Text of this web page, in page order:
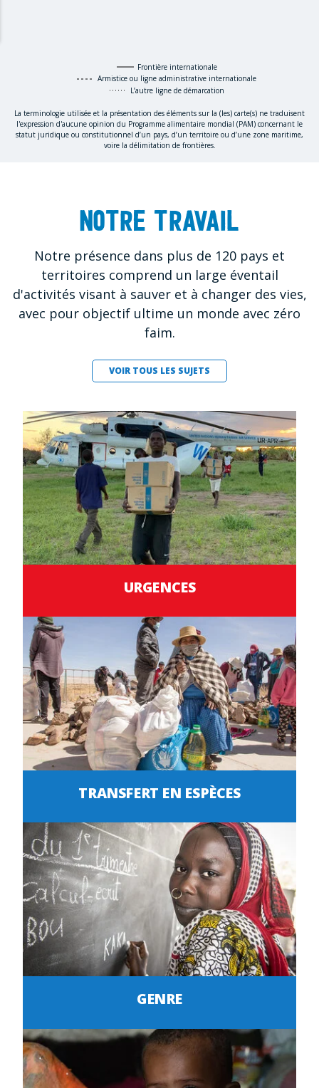
Frontière internationale
Armistice ou ligne administrative internationale
L’autre ligne de démarcation
La terminologie utilisée et la présentation des éléments sur la (les) carte(s) ne traduisent
l'expression d'aucune opinion du Programme alimentaire mondial (PAM) concernant le
statut juridique ou constitutionnel d’un pays, d’un territoire ou d’une zone maritime,
voire la délimitation de frontières.
Notre travail
Notre présence dans plus de 120 pays et
territoires comprend un large éventail
d'activités visant à sauver et à changer des vies,
avec pour objectif ultime un monde avec zéro
faim.
VOIR TOUS LES SUJETS
URGENCES
TRANSFERT EN ESPÈCES
GENRE